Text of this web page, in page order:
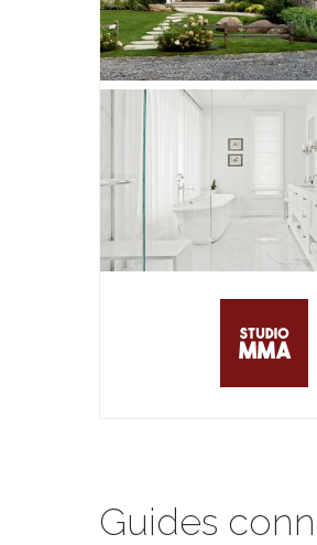
Guides
De 赛德格润（北京）建筑技术有限公司 De